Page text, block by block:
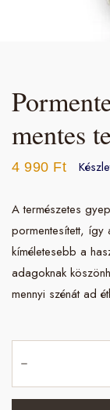
mentes
4 990 Ft
A természetes
pormentesített, így
kíméletesebb a
adagoknak
mennyi szénát ad